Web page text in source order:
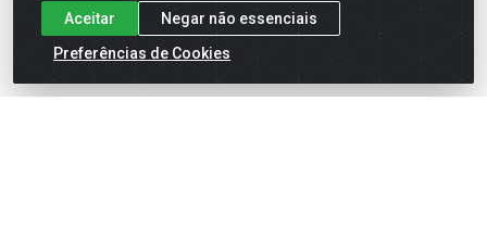
Aceitar
Negar não essenciais
Preferências de Cookies